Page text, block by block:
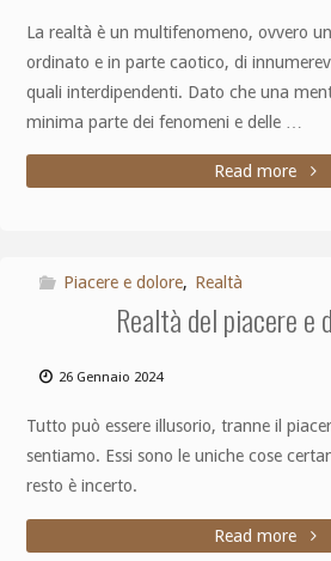
La realtà è un multifenomeno, ovvero
ordinato e in parte caotico, di
quali interdipendenti. Dato che una
minima parte dei fenomeni e delle …
Read more
Piacere e dolore, Realtà
Realtà del piacere e
26 Gennaio 2024
Tutto può essere illusorio, tranne il
sentiamo. Essi sono le uniche cose
resto è incerto.
Read more